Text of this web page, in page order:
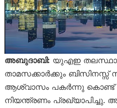
അബുദാബി: യുഎഇ
താമസക്കാർക്കും ബിസിനസ്സ്
ആശ്വാസം പകർന്നു കൊണ്ട്
നിയന്ത്രണം പ്രഖ്യാപിച്ചു.